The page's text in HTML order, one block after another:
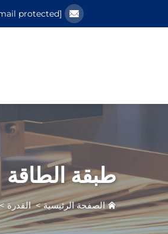
[email protected]
طبقة الطاقة
الصفحة الرئيسية>القدرة